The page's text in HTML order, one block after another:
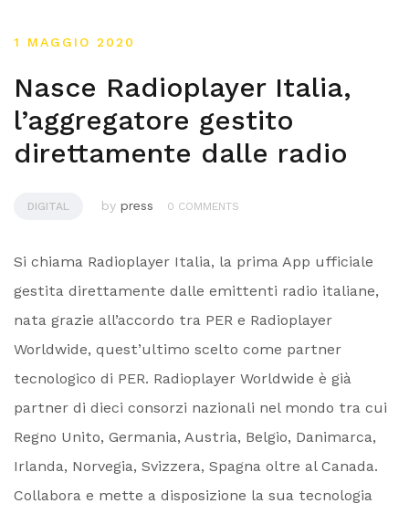
1 MAGGIO 2020
Nasce Radioplayer Italia,
l’aggregatore gestito
direttamente dalle radio
DIGITAL by press 0 COMMENTS
Si chiama Radioplayer Italia, la prima App ufficiale
gestita direttamente dalle emittenti radio italiane,
nata grazie all’accordo tra PER e Radioplayer
Worldwide, quest’ultimo scelto come partner
tecnologico di PER. Radioplayer Worldwide è già
partner di dieci consorzi nazionali nel mondo tra cui
Regno Unito, Germania, Austria, Belgio, Danimarca,
Irlanda, Norvegia, Svizzera, Spagna oltre al Canada.
Collabora e mette a disposizione la sua tecnologia